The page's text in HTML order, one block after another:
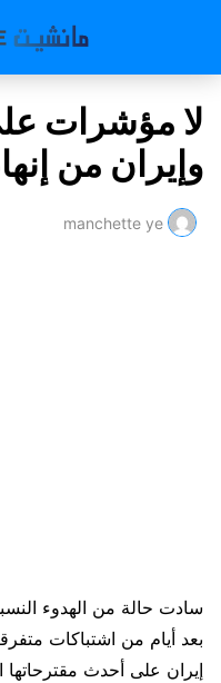
لا مؤشرات
وإيران من
manchette ye
سادت حالة من الهدوء
بعد أيام من اشتباكات
إيران على أحدث مقترحاتها